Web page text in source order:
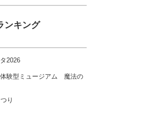
ンキング
2026
験型ミュージアム 魔法の
り